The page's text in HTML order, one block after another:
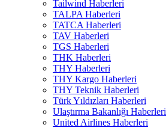
Tailwind Haberleri
TALPA Haberleri
TATCA Haberleri
TAV Haberleri
TGS Haberleri
THK Haberleri
THY Haberleri
THY Kargo Haberleri
THY Teknik Haberleri
Türk Yıldızları Haberleri
Ulaştırma Bakanlığı Haberleri
United Airlines Haberleri